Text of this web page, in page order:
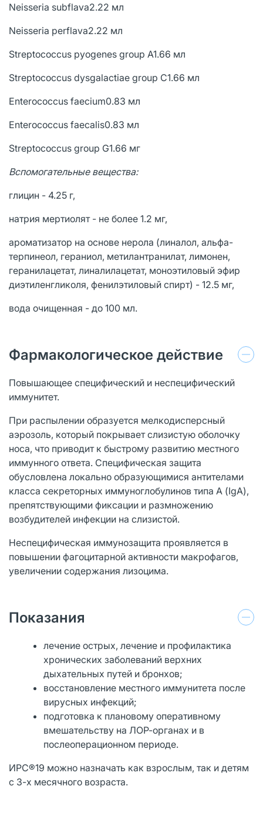
Neisseria subflava2.22 мл
Neisseria perflava2.22 мл
Streptococcus pyogenes group A1.66 мл
Streptococcus dysgalactiae group C1.66 мл
Enterococcus faecium0.83 мл
Enterococcus faecalis0.83 мл
Streptococcus group G1.66 мг
Вспомогательные вещества:
глицин - 4.25 г,
натрия мертиолят - не более 1.2 мг,
ароматизатор на основе нерола (линалол, альфа-
терпинеол, гераниол, метилантранилат, лимонен,
геранилацетат, линалилацетат, моноэтиловый эфир
диэтиленгликоля, фенилэтиловый спирт) - 12.5 мг,
вода очищенная - до 100 мл.
Фармакологическое действие
Повышающее специфический и неспецифический
иммунитет.
При распылении образуется мелкодисперсный
аэрозоль, который покрывает слизистую оболочку
носа, что приводит к быстрому развитию местного
иммунного ответа. Специфическая защита
обусловлена локально образующимися антителами
класса секреторных иммуноглобулинов типа А (IgA),
препятствующими фиксации и размножению
возбудителей инфекции на слизистой.
Неспецифическая иммунозащита проявляется в
повышении фагоцитарной активности макрофагов,
увеличении содержания лизоцима.
Показания
лечение острых, лечение и профилактика
хронических заболеваний верхних
дыхательных путей и бронхов;
восстановление местного иммунитета после
вирусных инфекций;
подготовка к плановому оперативному
вмешательству на ЛОР-органах и в
послеоперационном периоде.
ИРС®19 можно назначать как взрослым, так и детям
с 3-х месячного возраста.